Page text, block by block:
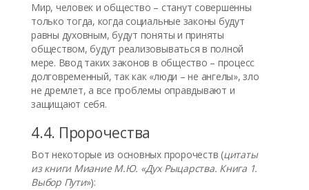
Мир, человек и общество – станут совершенны
только тогда, когда социальные законы будут
равны духовным, будут поняты и приняты
обществом, будут реализовываться в полной
мере. Ввод таких законов в общество – процесс
долговременный, так как «люди – не ангелы», зло
не дремлет, а все проблемы оправдывают и
защищают себя.
4.4. Пророчества
Вот некоторые из основных пророчеств (цитаты
из книги Миание М.Ю. «Дух Рыцарства. Книга 1.
Выбор Пути»):